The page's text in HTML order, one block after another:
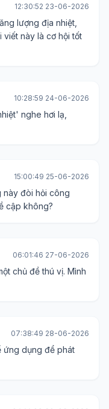
12:30:52 23-06-2026
lượng địa nhiệt,
viết này là cơ hội tốt
10:28:59 24-06-2026
nghe hơi lạ,
15:00:49 25-06-2026
này đòi hỏi công
cập không?
06:01:46 27-06-2026
chủ đề thú vị. Mình
07:38:49 28-06-2026
ứng dụng để phát